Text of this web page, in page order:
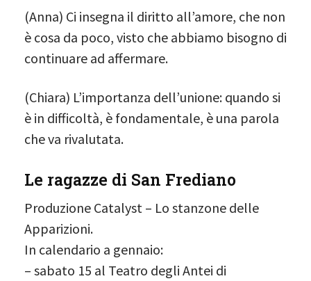
(Anna) Ci insegna il diritto all’amore, che non
è cosa da poco, visto che abbiamo bisogno di
continuare ad affermare.
(Chiara) L’importanza dell’unione: quando si
è in difficoltà, è fondamentale, è una parola
che va rivalutata.
Le ragazze di San Frediano
Produzione Catalyst – Lo stanzone delle
Apparizioni.
In calendario a gennaio:
– sabato 15 al Teatro degli Antei di